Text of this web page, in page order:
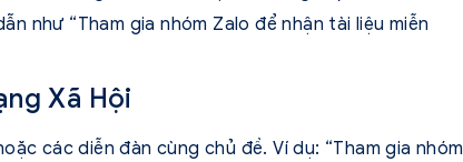
như “Tham gia nhóm Zalo để nhận tài liệu miễn
Xã Hội
các diễn đàn cùng chủ đề. Ví dụ: “Tham gia nhóm